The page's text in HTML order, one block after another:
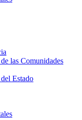
las Comunidades
Estado